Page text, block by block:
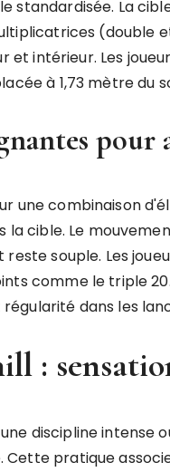
standardisée. La
et intérieur. Les
à 1,73 mètre du
une combinaison
la cible. Le
reste souple. Les
comme le triple
dans les
:
discipline intense
Cette pratique